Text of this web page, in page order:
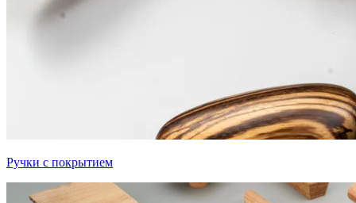
Ручки с покрытием